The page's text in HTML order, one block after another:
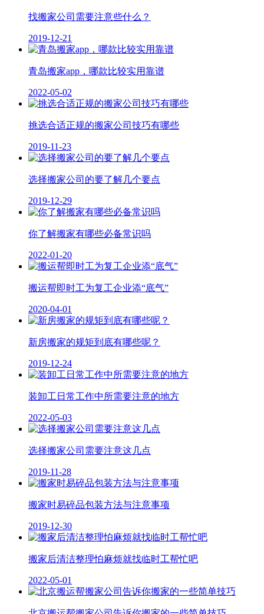
找搬家公司需要注意些什么？
2019-12-21
青岛搬家app，哪款比较实用靠谱
2022-05-02
挑选合适正规的搬家公司技巧有哪些
2019-11-23
选择搬家公司的要了解几个要点
2019-12-29
你了解搬家有哪些必备常识吗
2022-01-20
搬运帮即时工为复工企业添“底气”
2020-04-01
新房搬家的规矩到底有哪些呢？
2019-12-24
装卸工日常工作中所需要注意的地方
2022-05-03
选择搬家公司需要注意这几点
2019-11-28
搬家时易碎品包装方法与注意事项
2019-12-30
搬家后清洁整理怕麻烦就找临时工帮忙吧
2022-05-01